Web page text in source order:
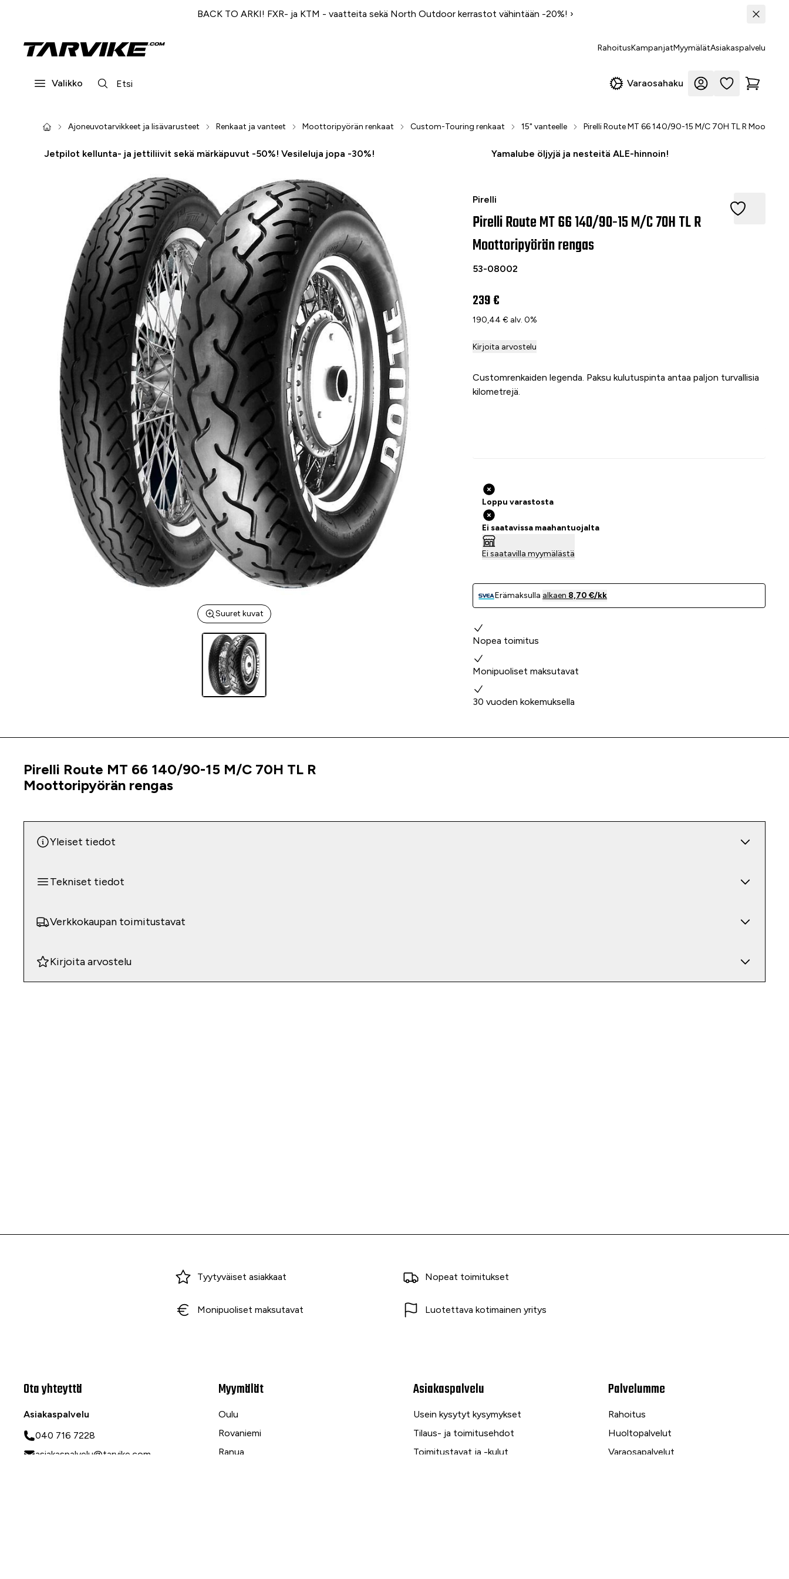
BACK TO ARKI! FXR- ja KTM - vaatteita sekä North Outdoor kerrastot vähintään -20%! ›
RahoitusKampanjatMyymälätAsiakaspalvelu
Valikko Varaosahaku
Ajoneuvotarvikkeet ja lisävarusteet Renkaat ja vanteet Moottoripyörän renkaat Custom-Touring renkaat 15" vanteelle Pirelli Route MT 66 140/90-15 M/C 70H TL R
Jetpilot kellunta- ja jettiliivit sekä märkäpuvut -50%! Vesileluja jopa -30%! Yamalube öljyjä ja nesteitä ALE-hinnoin!
Suuret kuvat
Pirelli
Pirelli Route MT 66 140/90-15 M/C 70H TL R Moottoripyörän rengas
Pirelli Route MT 66 140/90-15 M/C 70H TL R
Moottoripyörän rengas
53-08002
239 €
190,44 € alv. 0%
Kirjoita arvostelu
Customrenkaiden legenda. Paksu kulutuspinta antaa paljon turvallisia
kilometrejä.
Loppu varastosta
Ei saatavissa maahantuojalta
Ei saatavilla myymälästä
Erämaksulla alkaen 8,70 €/kk
Miksi valita meidät?
Nopea toimitus
Monipuoliset maksutavat
30 vuoden kokemuksella
Tuoteinfo
Pirelli Route MT 66 140/90-15 M/C 70H TL R
Moottoripyörän rengas
Yleiset tiedot
Tekniset tiedot
Verkkokaupan toimitustavat
Kirjoita arvostelu
Tyytyväiset asiakkaat Nopeat toimitukset
Monipuoliset maksutavat Luotettava kotimainen yritys
Ota yhteyttä
Asiakaspalvelu
040 716 7228
asiakaspalvelu@tarvike.com
Myymälät
Oulu
Rovaniemi
Ranua
Asiakaspalvelu
Usein kysytyt kysymykset
Tilaus- ja toimitusehdot
Toimitustavat ja -kulut
Palvelumme
Rahoitus
Huoltopalvelut
Varaosapalvelut